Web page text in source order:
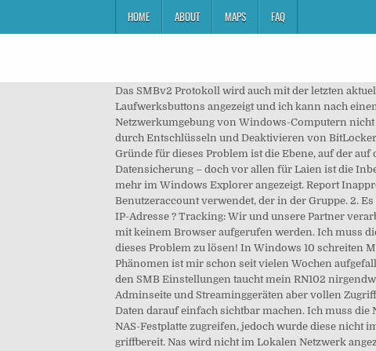
HOME ABOUT MAPS FAQ
Das SMBv2 Protokoll wird auch mit der letzten aktuellen Firmware für die NAS nicht unterstützt bzw. PISAFOX; 2. Diese wird mir auch im TC unter den Laufwerksbuttons angezeigt und ich kann nach einem LOG IN den Bereich einsehen. Die FRITZ!Box und mit ihr verbundene USB-Speicher werden in der Netzwerkumgebung von Windows-Computern nicht angezeigt. Aber ich bekomm es einfach nicht hin. Report Inappropriate Content. Die mitgelie Dieses Problem kann durch Entschlüsseln und Deaktivieren von BitLocker behoben werden, während eine Verbindung mit dem ersten Windows 7-basierten PC besteht. Einer der häufigsten Gründe für dieses Problem ist die Ebene, auf der auf das zugeordnete Laufwerk zugegriffen wird. NAS-Server sind ideal zur heimischen und gewerblichen Datensicherung – doch vor allen für Laien ist die Inbetriebnahme und Einrichtung nicht immer einfach. Hallo, meine ReadyNAS 104 wird nach Firmwareupdate nicht mehr im Windows Explorer angezeigt. Report Inappropriate Content. Naja als Netzwerklaufwerk einbinden wäre so das einfachste?! Dies geschieht, wenn man einen Benutzeraccount verwendet, der in der Gruppe. 2. Es gibt eine sehr „einfach & schnelle“ Lösung, die ich hiermit kurz festhalten möchte. Wie erhält denn Dein NAS seine IP-Adresse ? Tracking: Wir und unsere Partner verarbeiten personenbezogene Daten, indem wir mit auf Ihrem Gerät gespeicherten Informationen (z. Servus! Das kann mit keinem Browser aufgerufen werden. Ich muss die NAS immer direkt anspringen, mit \\FREENAS\FreeNAS. Denn eigentlich sollte das überhaupt nicht schwer sein dieses Problem zu lösen! In Windows 10 schreiten Modernisierungen im SMB-Bereich voran. Re: NAS wird im Windowsexplorer nicht angezeigt Nein nicht gelöst... das Phänomen ist mir schon seit vielen Wochen aufgefallen... trotz übereinstimmender Arbeitsgruppenname "WORKGROUP" in Windows als auch bei meinem RN102 in den SMB Einstellungen taucht mein RN102 nirgendwo im Heimnetzwerk im Explorer mehr auf. Wenn der Stick an diesem Computer erkannt wird… Habe über FTP, Adminseite und Streaminggeräten aber vollen Zugriff auf die Box. Dank der WD My Cloud haben Sie Ihre Daten stets überall griffbereit. Sie können das Laufwerk und Daten darauf einfach sichtbar machen. Ich muss die NAS immer direkt anspringen, mit \\FREENAS\FreeNAS. Schönen guten Tag, heute morgen wollte ich auf meine NAS-Festplatte zugreifen, jedoch wurde diese nicht im Explorer im Netzwerk unter Computer angezeigt. Dank der WD My Cloud haben Sie Ihre Daten stets überall griffbereit. Nas wird nicht im Lokalen Netzwerk angezeigt. Der Port spielt hierbei keine Rolle. Tie a knot in it and Hang on! Auf diesem Rechner funktioniert dann der Zugriff auch Problemlos. Bin vor einigen Wochen von der FB 7390 auf die 7490 umgestiegen, hat auch alles gut funktioniert. Wenn ich direkt im Explorer danach suche finde ich auch den Rest. Alle Programme desStartmenüs. Netzwerkgeräte werden im Windows Explorer nicht mehr angezeigt. nichts). Es kommt die Meldung das ich nicht die Berechtigung hätte. GoPro. mariustanya. Verarbeitungszwecke: Genaue Standortdaten und Abfrage von Geräteeigenschaften zur Identifikation, Informationen auf einem Gerät speichern und/oder abrufen, Personalisierte Anzeigen und Inhalte, Anzeigen- und Inhaltsmessungen, Erkenntnisse über Zielgruppen und Produktentwicklungen. Eine Eingabeaufforderung wird angezeigt (ein schwarzes Fenster). Probiere mal \\Fritz-nas\fritz.nas Fritz.Box ist der